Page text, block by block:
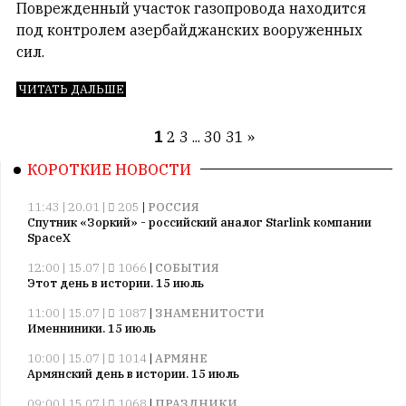
Поврежденный участок газопровода находится
под контролем азербайджанских вооруженных
сил.
ЧИТАТЬ ДАЛЬШЕ
1 2 3 ... 30 31 »
КОРОТКИЕ НОВОСТИ
11:43 | 20.01 | 205 | РОССИЯ
Спутник «Зоркий» - российский аналог Starlink компании
SpaceX
12:00 | 15.07 |
1066 | СОБЫТИЯ
Этот день в истории. 15 июль
11:00 | 15.07 |
1087 | ЗНАМЕНИТОСТИ
Именниники. 15 июль
10:00 | 15.07 |
1014 | АРМЯНЕ
Армянский день в истории. 15 июль